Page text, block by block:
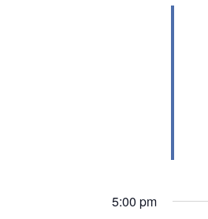
5:00 pm